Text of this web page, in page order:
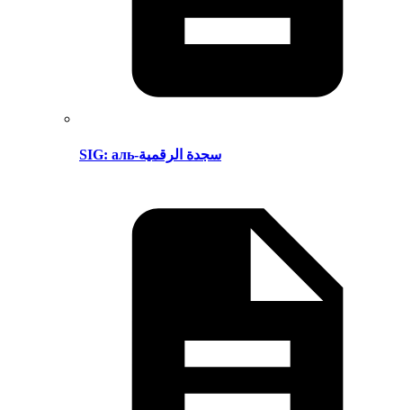
SIG: аль-سجدة الرقمية